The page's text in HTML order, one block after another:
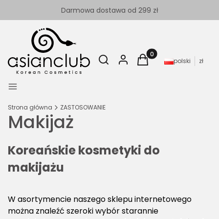
Darmowa dostawa od 299 zł
Menu
Otwórz wyszukiwarkę
SzukajZaloguj się
Produkty w koszyku:
Koszyk polski zł
Strona główna ZASTOSOWANIE
Makijaż
Koreańskie kosmetyki do
makijażu
W asortymencie naszego sklepu internetowego
można znaleźć szeroki wybór starannie